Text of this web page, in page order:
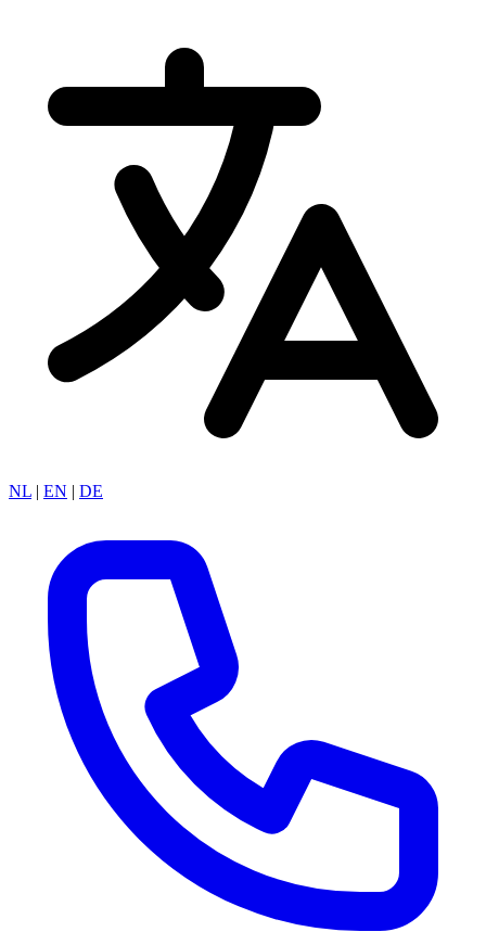
NL | EN | DE